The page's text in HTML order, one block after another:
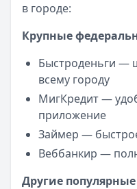
в городе:
Крупные
Быстроденьги —
всему городу
МигКредит —
приложение
Займер —
Веббанкир —
Другие